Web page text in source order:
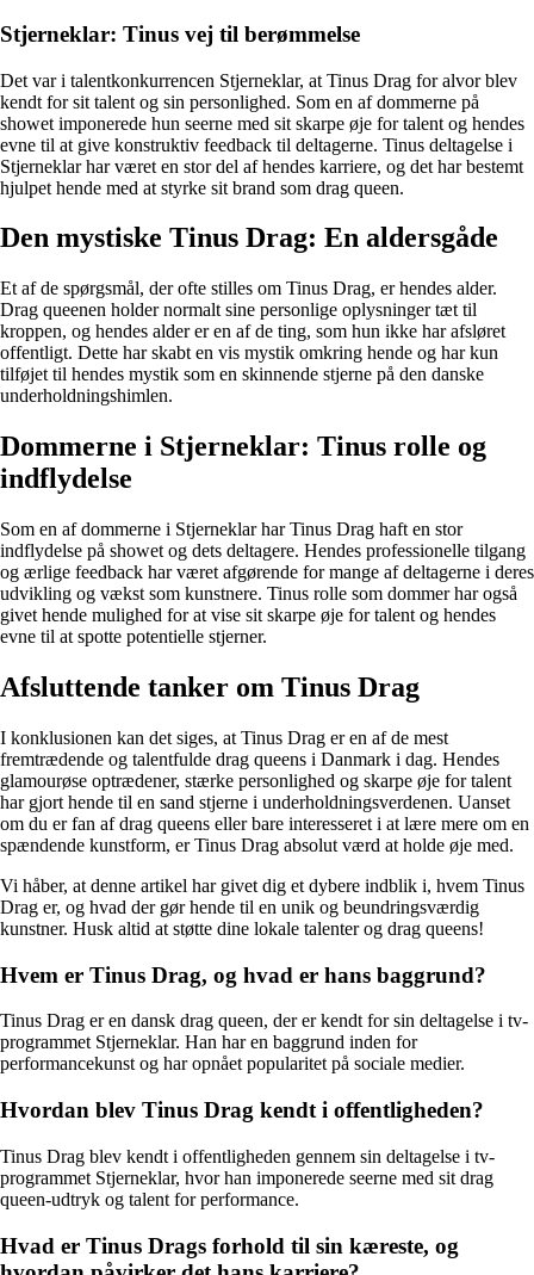
Stjerneklar: Tinus vej til berømmelse
Det var i talentkonkurrencen Stjerneklar, at Tinus Drag for alvor blev
kendt for sit talent og sin personlighed. Som en af dommerne på
showet imponerede hun seerne med sit skarpe øje for talent og hendes
evne til at give konstruktiv feedback til deltagerne. Tinus deltagelse i
Stjerneklar har været en stor del af hendes karriere, og det har bestemt
hjulpet hende med at styrke sit brand som drag queen.
Den mystiske Tinus Drag: En aldersgåde
Et af de spørgsmål, der ofte stilles om Tinus Drag, er hendes alder.
Drag queenen holder normalt sine personlige oplysninger tæt til
kroppen, og hendes alder er en af de ting, som hun ikke har afsløret
offentligt. Dette har skabt en vis mystik omkring hende og har kun
tilføjet til hendes mystik som en skinnende stjerne på den danske
underholdningshimlen.
Dommerne i Stjerneklar: Tinus rolle og
indflydelse
Som en af dommerne i Stjerneklar har Tinus Drag haft en stor
indflydelse på showet og dets deltagere. Hendes professionelle tilgang
og ærlige feedback har været afgørende for mange af deltagerne i deres
udvikling og vækst som kunstnere. Tinus rolle som dommer har også
givet hende mulighed for at vise sit skarpe øje for talent og hendes
evne til at spotte potentielle stjerner.
Afsluttende tanker om Tinus Drag
I konklusionen kan det siges, at Tinus Drag er en af de mest
fremtrædende og talentfulde drag queens i Danmark i dag. Hendes
glamourøse optrædener, stærke personlighed og skarpe øje for talent
har gjort hende til en sand stjerne i underholdningsverdenen. Uanset
om du er fan af drag queens eller bare interesseret i at lære mere om en
spændende kunstform, er Tinus Drag absolut værd at holde øje med.
Vi håber, at denne artikel har givet dig et dybere indblik i, hvem Tinus
Drag er, og hvad der gør hende til en unik og beundringsværdig
kunstner. Husk altid at støtte dine lokale talenter og drag queens!
Hvem er Tinus Drag, og hvad er hans baggrund?
Tinus Drag er en dansk drag queen, der er kendt for sin deltagelse i tv-
programmet Stjerneklar. Han har en baggrund inden for
performancekunst og har opnået popularitet på sociale medier.
Hvordan blev Tinus Drag kendt i offentligheden?
Tinus Drag blev kendt i offentligheden gennem sin deltagelse i tv-
programmet Stjerneklar, hvor han imponerede seerne med sit drag
queen-udtryk og talent for performance.
Hvad er Tinus Drags forhold til sin kæreste, og